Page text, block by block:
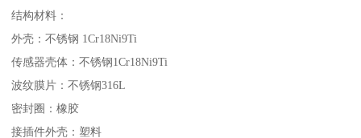
结构材料：
外壳：不锈钢 1Cr18Ni9Ti
传感器壳体：不锈钢1Cr18Ni9Ti
波纹膜片：不锈钢316L
密封圈：橡胶
接插件外壳：塑料